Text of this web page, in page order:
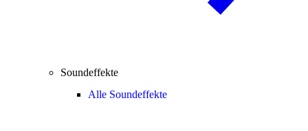
Soundeffekte
Alle Soundeffekte